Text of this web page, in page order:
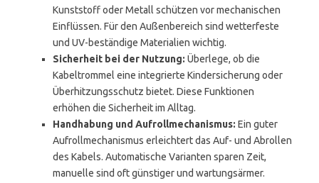
Kunststoff oder Metall schützen vor mechanischen
Einflüssen. Für den Außenbereich sind wetterfeste
und UV-beständige Materialien wichtig.
Sicherheit bei der Nutzung: Überlege, ob die
Kabeltrommel eine integrierte Kindersicherung oder
Überhitzungsschutz bietet. Diese Funktionen
erhöhen die Sicherheit im Alltag.
Handhabung und Aufrollmechanismus: Ein guter
Aufrollmechanismus erleichtert das Auf- und Abrollen
des Kabels. Automatische Varianten sparen Zeit,
manuelle sind oft günstiger und wartungsärmer.